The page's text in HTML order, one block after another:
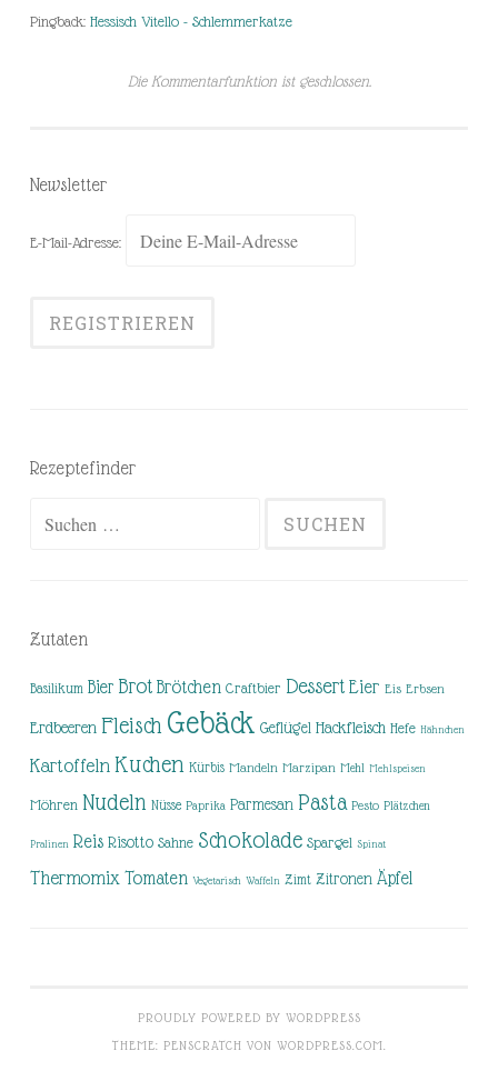
Pingback: Hessisch Vitello - Schlemmerkatze
Die Kommentarfunktion ist geschlossen.
Newsletter
E-Mail-Adresse:
Rezeptefinder
Zutaten
Basilikum Bier Brot Brötchen Craftbier Dessert Eier Eis Erbsen
Erdbeeren Fleisch Gebäck Geflügel Hackfleisch Hefe Hähnchen
Kartoffeln Kuchen Kürbis Mandeln Marzipan Mehl Mehlspeisen
Möhren Nudeln Nüsse Paprika Parmesan Pasta Pesto Plätzchen
Pralinen Reis Risotto Sahne Schokolade Spargel Spinat
Thermomix Tomaten Vegetarisch Waffeln Zimt Zitronen Äpfel
PROUDLY POWERED BY WORDPRESS
THEME: PENSCRATCH VON WORDPRESS.COM